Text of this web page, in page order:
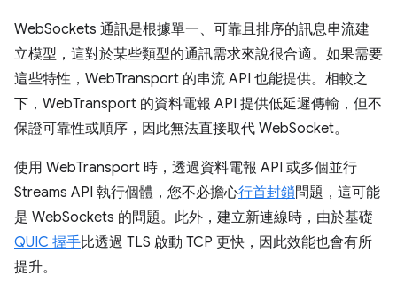
WebSockets 通訊是根據單一、可靠且排序的訊息串流建
立模型，這對於某些類型的通訊需求來說很合適。如果需要
這些特性，WebTransport 的串流 API 也能提供。相較之
下，WebTransport 的資料電報 API 提供低延遲傳輸，但不
保證可靠性或順序，因此無法直接取代 WebSocket。
使用 WebTransport 時，透過資料電報 API 或多個並行
Streams API 執行個體，您不必擔心行首封鎖問題，這可能
是 WebSockets 的問題。此外，建立新連線時，由於基礎
QUIC 握手比透過 TLS 啟動 TCP 更快，因此效能也會有所
提升。